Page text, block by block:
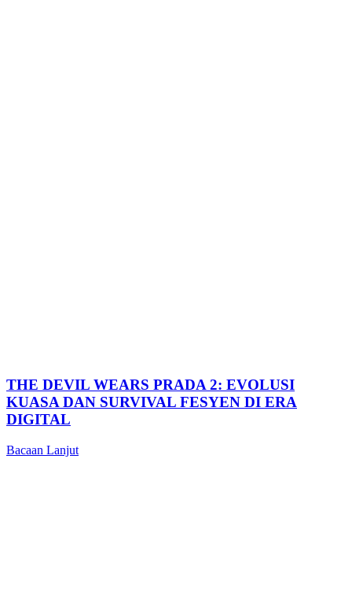
THE DEVIL WEARS PRADA 2: EVOLUSI
KUASA DAN SURVIVAL FESYEN DI ERA
DIGITAL
Bacaan Lanjut